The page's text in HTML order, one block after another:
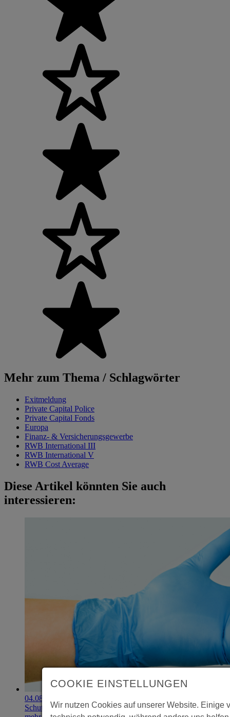
Mehr zum Thema / Schlagwörter
Exitmeldung
Private Capital Police
Private Capital Fonds
Europa
Finanz- & Versicherungsgewerbe
RWB International III
RWB International V
RWB Cost Average
Diese Artikel könnten Sie auch
interessieren:
04.08.2026
Schutzhandschuhe erzielen 900.000-Euro-Exit
COOKIE EINSTELLUNGEN
Wir nutzen Cookies auf unserer Website. Einige